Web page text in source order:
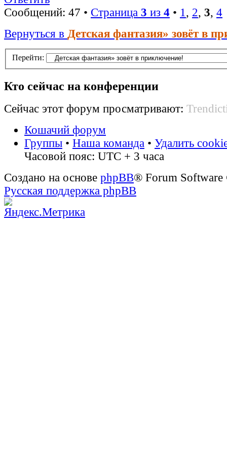
Сообщений: 47 • Страница 3 из 4 • 1, 2, 3, 4
Вернуться в Детская фантазия» зовёт в
Перейти:
Кто сейчас на конференции
Сейчас этот форум просматривают:
Кошачий форум
Группы • Наша команда • Удалить
Часовой пояс: UTC + 3 часа
Создано на основе phpBB® Forum
Русская поддержка phpBB